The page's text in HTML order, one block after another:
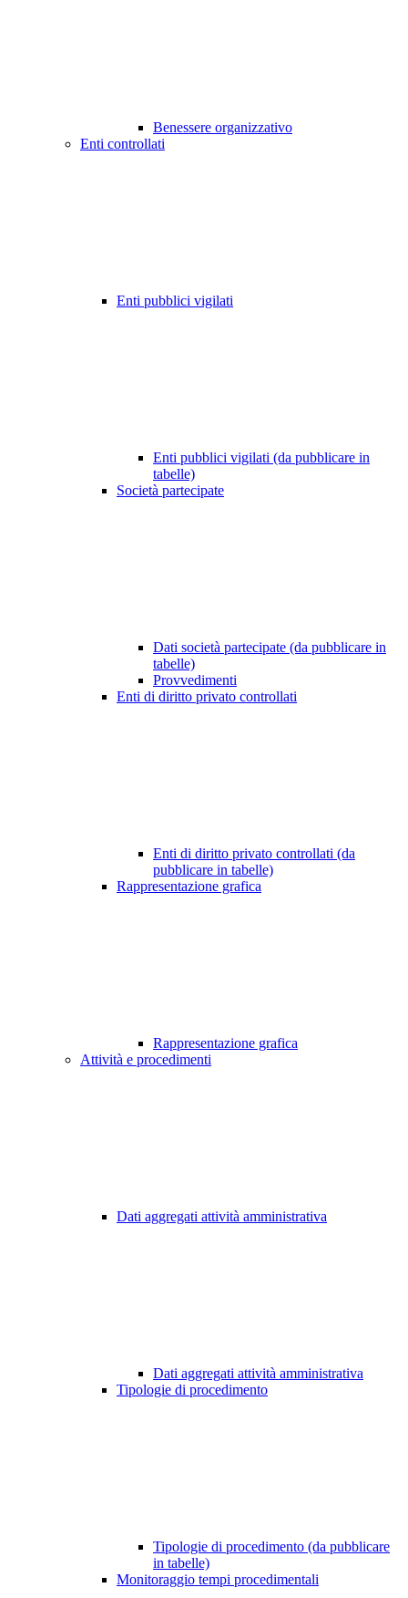
Benessere organizzativo
Enti controllati
Enti pubblici vigilati
Enti pubblici vigilati (da pubblicare in
tabelle)
Società partecipate
Dati società partecipate (da pubblicare in
tabelle)
Provvedimenti
Enti di diritto privato controllati
Enti di diritto privato controllati (da
pubblicare in tabelle)
Rappresentazione grafica
Rappresentazione grafica
Attività e procedimenti
Dati aggregati attività amministrativa
Dati aggregati attività amministrativa
Tipologie di procedimento
Tipologie di procedimento (da pubblicare
in tabelle)
Monitoraggio tempi procedimentali